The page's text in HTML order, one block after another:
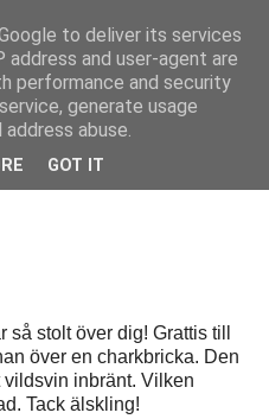
i tillvaron
och andra tankar om livet
stolt över dig! Grattis till
över en charkbricka. Den
inbränt. Vilken
Tack älskling!
to deliver its services
address and user-agent are
performance and security
generate usage
abuse.
GOT IT